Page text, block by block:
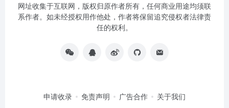
网址收集于互联网，版权归原作者所有，任何商业用途均须联
系作者。如未经授权用作他处，作者将保留追究侵权者法律责
任的权利。
申请收录 免责声明 广告合作 关于我们